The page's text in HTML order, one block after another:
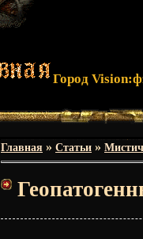
Город
Главная » Статьи »